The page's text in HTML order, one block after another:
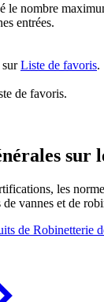
le nombre
entrées.
surListe de favoris.
de favoris.
sur
les
vannes et de
de Robinetterie